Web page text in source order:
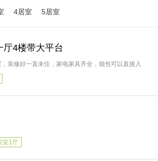
4居室 5居室
厅4楼带大平台
装修好一直未住，家电家具齐全，领包可以直接入
室1厅